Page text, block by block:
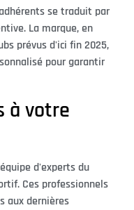
se traduit par
La marque, en
prévus d'ici fin 2025,
pour garantir
à votre
d'experts du
Ces professionnels
aux dernières